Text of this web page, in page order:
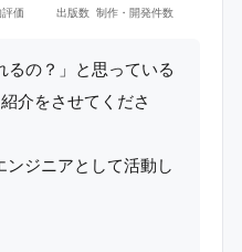
価 出版数 制作・開発件数
るの？」と思っている
介をさせてくださ
ンジニアとして活動し